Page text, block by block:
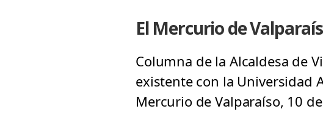
El Mercurio de
Columna de la Alcaldesa de
existente con la Universidad
Mercurio de Valparaíso, 10